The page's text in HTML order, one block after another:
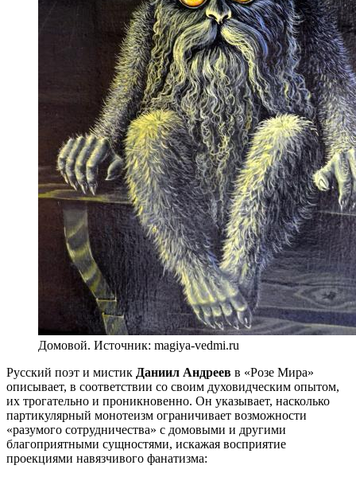
Домовой. Источник: magiya-vedmi.ru
Русский поэт и мистик Даниил Андреев в «Розе Мира»
описывает, в соответствии со своим духовидческим опытом,
их трогательно и проникновенно. Он указывает, насколько
партикулярный монотеизм ограничивает возможности
«разумого сотрудничества» с домовыми и другими
благоприятными сущностями, искажая восприятие
проекциями навязчивого фанатизма: